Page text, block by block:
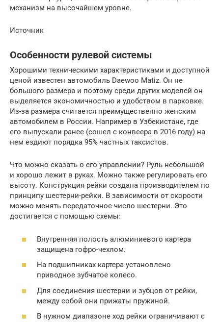
механизм на высочайшем уровне.
Источник
Особенности рулевой системы
Хорошими техническими характеристиками и доступной
ценой известен автомобиль Daewoo Matiz. Он не
большого размера и поэтому среди других моделей он
выделяется экономичностью и удобством в парковке.
Из-за размера считается преимущественно женским
автомобилем в России. Например в Узбекистане, где
его выпускали ранее (сошел с конвеера в 2016 году) на
нем ездиют порядка 95% частных таксистов.
Что можно сказать о его управлении? Руль небольшой
и хорошо лежит в руках. Можно также регулировать его
высоту. Конструкция рейки создана производителем по
принципу шестерни-рейки. В зависимости от скорости
можно менять передаточное число шестерни. Это
достигается с помощью схемы:
Внутренняя полость алюминиевого картера
защищена гофро-чехлом.
На подшипниках картера установлено
приводное зубчатое колесо.
Для соединения шестерни и зубцов от рейки,
между собой они прижаты пружиной.
В нужном диапазоне ход рейки ограничивают с